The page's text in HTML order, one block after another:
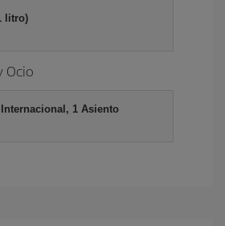
litro)
Ocio
1 Asiento